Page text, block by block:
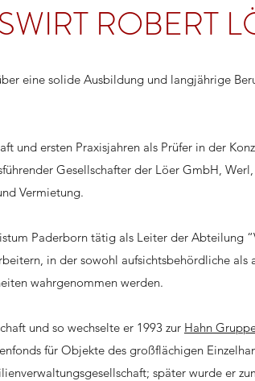
ROBERT
eine solide Ausbildung und langjährige
und ersten Praxisjahren als Prüfer in der
Gesellschafter der Löer GmbH,
Vermietung.
Paderborn tätig als Leiter der Abteilung
in der sowohl aufsichtsbehördliche als
wahrgenommen werden.
und so wechselte er 1993 zur Hahn
für Objekte des großflächigen
später wurde er